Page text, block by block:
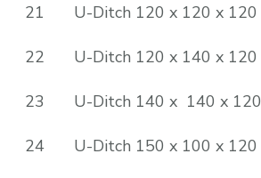
21 U-Ditch 120 x 120 x 120
22 U-Ditch 120 x 140 x 120
23 U-Ditch 140 x 140 x 120
24 U-Ditch 150 x 100 x 120